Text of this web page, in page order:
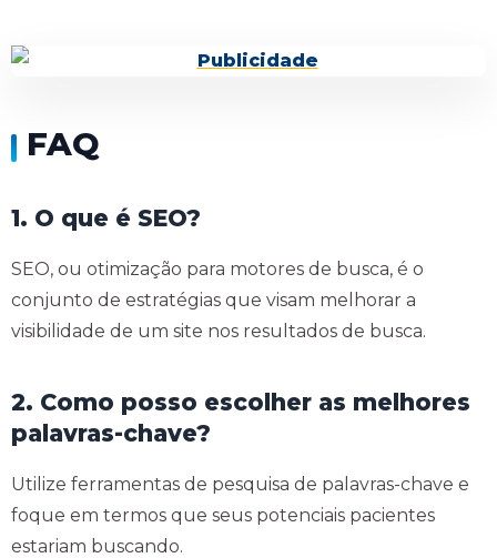
FAQ
1. O que é SEO?
SEO, ou otimização para motores de busca, é o
conjunto de estratégias que visam melhorar a
visibilidade de um site nos resultados de busca.
2. Como posso escolher as melhores
palavras-chave?
Utilize ferramentas de pesquisa de palavras-chave e
foque em termos que seus potenciais pacientes
estariam buscando.